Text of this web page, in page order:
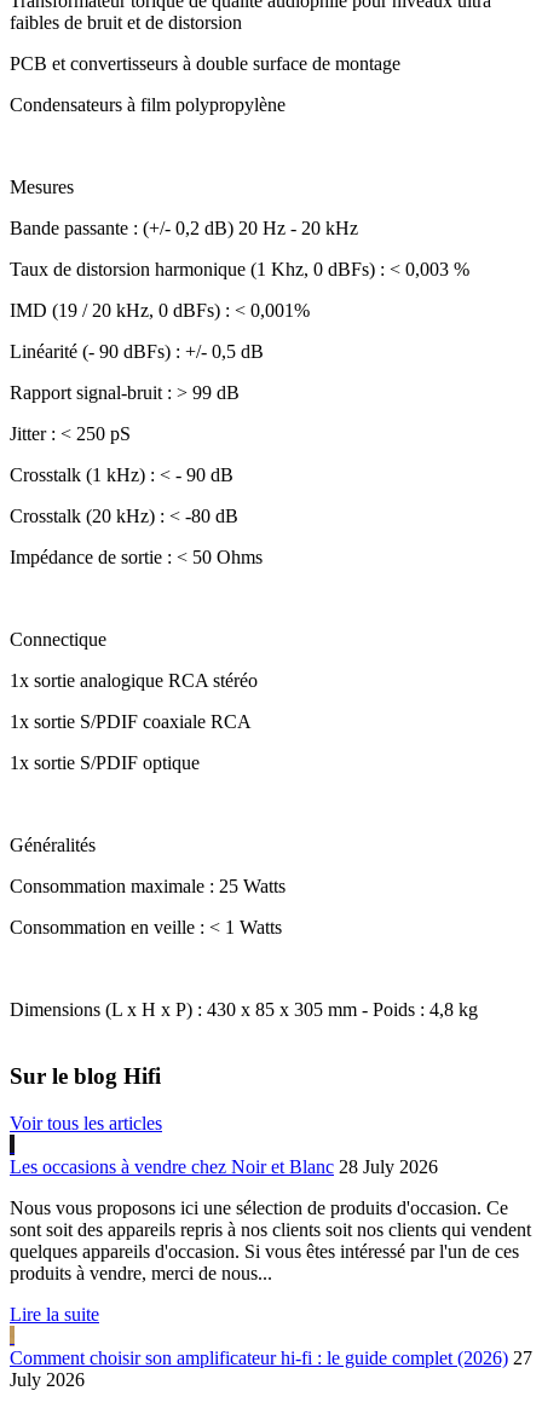
faibles de bruit et de distorsion
PCB et convertisseurs à double surface de montage
Condensateurs à film polypropylène
Mesures
Bande passante : (+/- 0,2 dB) 20 Hz - 20 kHz
Taux de distorsion harmonique (1 Khz, 0 dBFs) : < 0,003 %
IMD (19 / 20 kHz, 0 dBFs) : < 0,001%
Linéarité (- 90 dBFs) : +/- 0,5 dB
Rapport signal-bruit : > 99 dB
Jitter : < 250 pS
Crosstalk (1 kHz) : < - 90 dB
Crosstalk (20 kHz) : < -80 dB
Impédance de sortie : < 50 Ohms
Connectique
1x sortie analogique RCA stéréo
1x sortie S/PDIF coaxiale RCA
1x sortie S/PDIF optique
Généralités
Consommation maximale : 25 Watts
Consommation en veille : < 1 Watts
Dimensions (L x H x P) : 430 x 85 x 305 mm - Poids : 4,8 kg
Sur le blog Hifi
Voir tous les articles
Les occasions à vendre chez Noir et Blanc 28 July 2026
Nous vous proposons ici une sélection de produits d'occasion. Ce
sont soit des appareils repris à nos clients soit nos clients qui vendent
quelques appareils d'occasion. Si vous êtes intéressé par l'un de ces
produits à vendre, merci de nous...
Lire la suite
Comment choisir son amplificateur hi-fi : le guide complet (2026) 27
July 2026